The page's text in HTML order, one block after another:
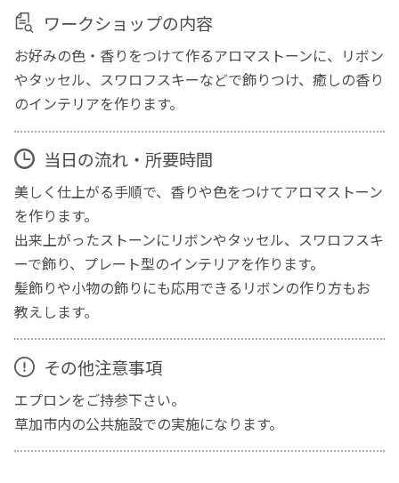
ワークショップの内容
お好みの色・香りをつけて作るアロマストーンに、リボン
やタッセル、スワロフスキーなどで飾りつけ、癒しの香り
のインテリアを作ります。
当日の流れ・所要時間
美しく仕上がる手順で、香りや色をつけてアロマストーン
を作ります。
出来上がったストーンにリボンやタッセル、スワロフスキ
ーで飾り、プレート型のインテリアを作ります。
髪飾りや小物の飾りにも応用できるリボンの作り方もお
教えします。
その他注意事項
エプロンをご持参下さい。
草加市内の公共施設での実施になります。